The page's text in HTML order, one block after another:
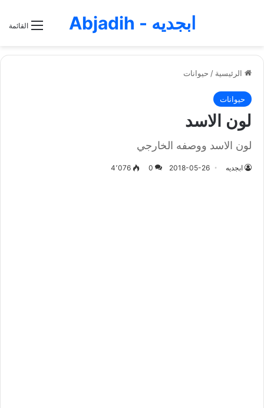
القائمة ابجديه - Abjadih
الرئيسية / حيوانات
حيوانات
لون الاسد
لون الاسد ووصفه الخارجي
ابجديه 2018-05-26
0 4٬076